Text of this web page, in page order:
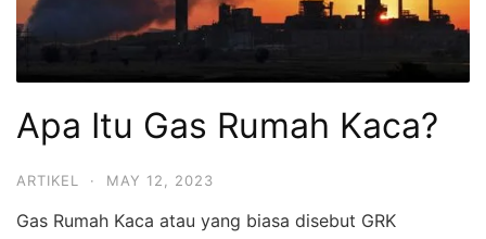
Apa Itu Gas Rumah Kaca?
ARTIKEL · MAY 12, 2023
Gas Rumah Kaca atau yang biasa disebut GRK